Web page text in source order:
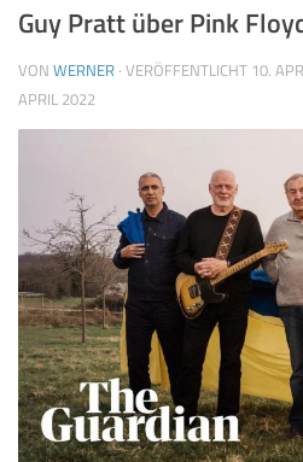
Guy Pratt über Pink
VON WERNER · VERÖFFENTLICHT 10.
APRIL 2022